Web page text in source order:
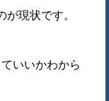
現状です。
いいかわから